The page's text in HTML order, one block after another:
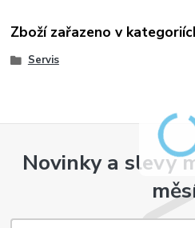
Zboží zařazeno v
Servis
Novinky a slevy